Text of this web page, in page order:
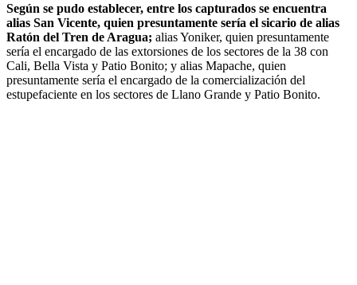
Según se pudo establecer, entre los capturados se encuentra
alias San Vicente, quien presuntamente sería el sicario de alias
Ratón del Tren de Aragua; alias Yoniker, quien presuntamente
sería el encargado de las extorsiones de los sectores de la 38 con
Cali, Bella Vista y Patio Bonito; y alias Mapache, quien
presuntamente sería el encargado de la comercialización del
estupefaciente en los sectores de Llano Grande y Patio Bonito.